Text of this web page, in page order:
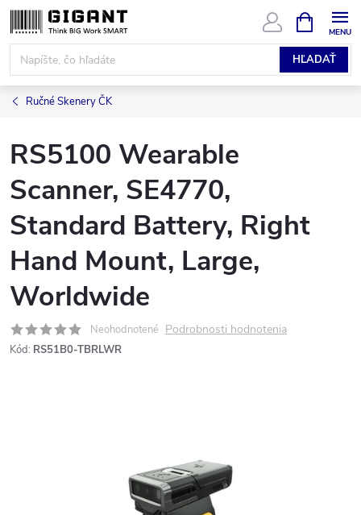
Prejsť
na
obsah
HĽADAŤ
KOŠÍK
Ručné Skenery ČK
RS5100 Wearable
Scanner, SE4770,
Standard Battery, Right
Hand Mount, Large,
Worldwide
Neohodnotené Podrobnosti hodnotenia
Kód: RS51B0-TBRLWR